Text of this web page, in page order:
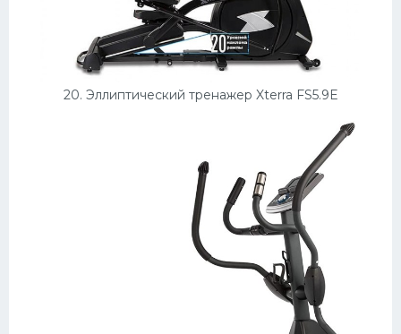
20. Эллиптический тренажер Xterra FS5.9E